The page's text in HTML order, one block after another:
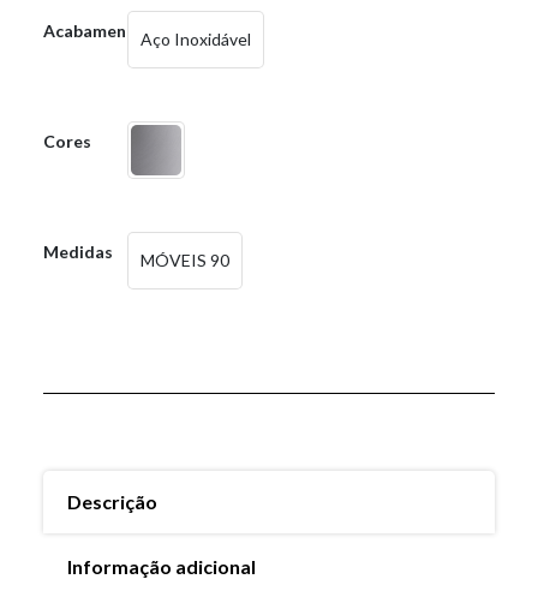
AcabamentosAço Inoxidável
Cores
Medidas MÓVEIS 90
Descrição
Informação adicional